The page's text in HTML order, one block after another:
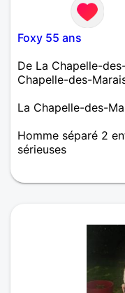
Foxy 55 ans
De La Chapelle-
Chapelle-des-
La Chapelle-des-
Homme séparé 2
sérieuses